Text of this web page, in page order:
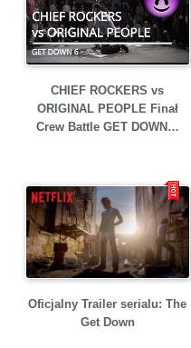
CHIEF ROCKERS vs
ORIGINAL PEOPLE Finał
Crew Battle GET DOWN…
Oficjalny Trailer serialu: The
Get Down